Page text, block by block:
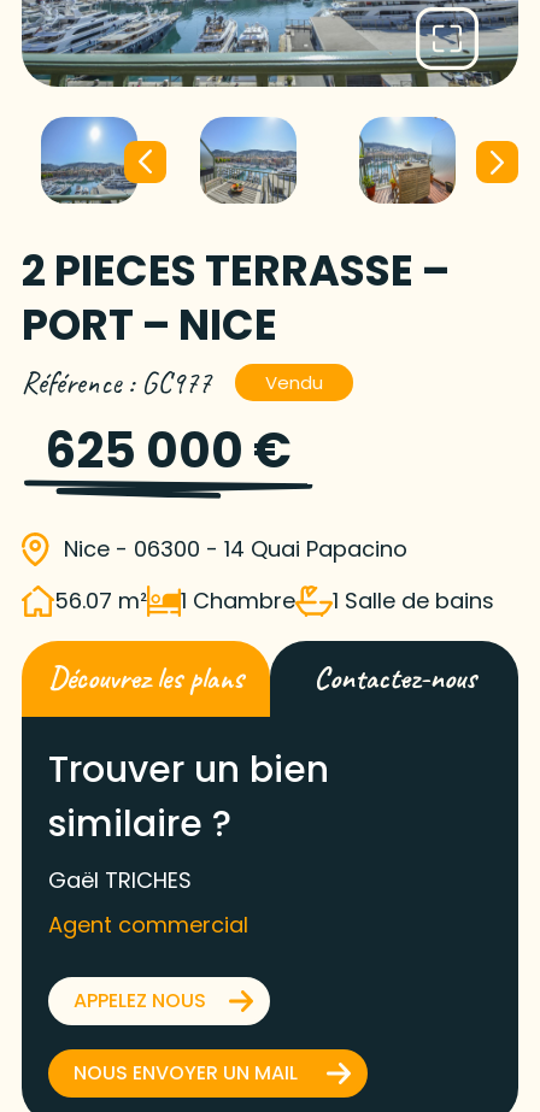
2 PIECES TERRASSE –
PORT – NICE
Référence : GC977 Vendu
625 000 €
Nice - 06300 - 14 Quai Papacino
56.07 m²
1 Chambre 1 Salle de bains
Découvrez les plans Contactez-nous
Trouver un bien
similaire ?
Gaël TRICHES
Agent commercial
APPELEZ NOUS
NOUS ENVOYER UN MAIL